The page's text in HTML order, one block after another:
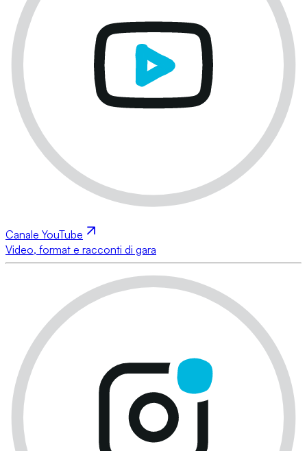
Canale YouTube
Video, format e racconti di gara